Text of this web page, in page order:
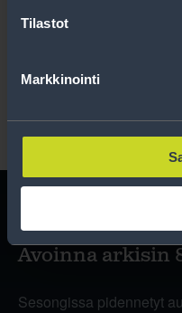
Tilastot
Markkinointi
Avoinna arkisin
Sesongissa pidennetyt